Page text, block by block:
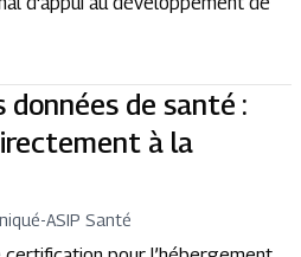
de santé :
à la
-ASIP Santé